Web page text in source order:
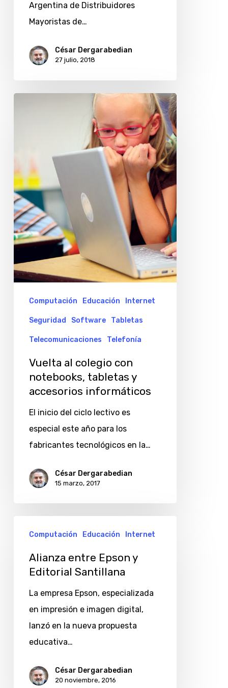
Argentina de Distribuidores
Mayoristas de…
César Dergarabedian
27 julio, 2018
notebooks,
tabletas
y
accesorios
informáticos
Computación Educación Internet
Seguridad Software Tabletas
Telecomunicaciones Telefonía
Vuelta al colegio con
notebooks, tabletas y
accesorios informáticos
El inicio del ciclo lectivo es
especial este año para los
fabricantes tecnológicos en la…
César Dergarabedian
15 marzo, 2017
entre
Epson
Editorial
Santillana
Computación Educación Internet
Alianza entre Epson y
Editorial Santillana
La empresa Epson, especializada
en impresión e imagen digital,
lanzó en la nueva propuesta
educativa…
César Dergarabedian
20 noviembre, 2016